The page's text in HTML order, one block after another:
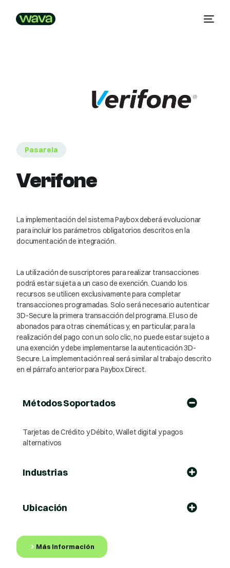
Pasarela
Verifone
La implementación del sistema Paybox deberá evolucionar
para incluir los parámetros obligatorios descritos en la
documentación de integración.
La utilización de suscriptores para realizar transacciones
podrá estar sujeta a un caso de exención. Cuando los
recursos se utilicen exclusivamente para completar
transacciones programadas. Solo será necesario autenticar
3D-Secure la primera transacción del programa. El uso de
abonados para otras cinemáticas y, en particular, para la
realización del pago con un solo clic, no puede estar sujeto a
una exención y debe implementarse la autenticación 3D-
Secure. La implementación real será similar al trabajo descrito
en el párrafo anterior para Paybox Direct.
Métodos Soportados
Tarjetas de Crédito y Débito, Wallet digital y pagos
alternativos
Industrias
Ubicación
Más Información